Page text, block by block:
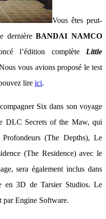
Vous êtes peut-
dernièreBANDAI NAMCO
l’édition complète Little
vous avions proposé le test
lire ici.
Six dans son voyage
DLC Secrets of the Maw, qui
(The Depths), Le
(The Residence) avec le
sera également inclus dans
en 3D de Tarsier Studios. Le
par Engine Software.